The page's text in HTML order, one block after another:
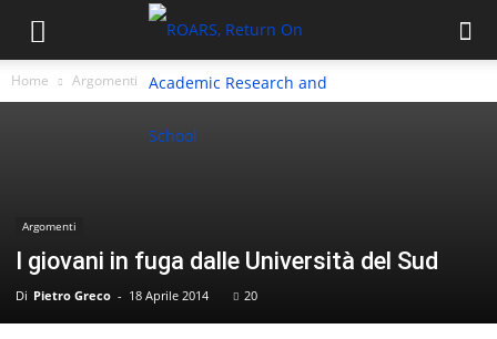
Home Argomenti
Argomenti
I giovani in fuga dalle Università del Sud
Di Pietro Greco - 18 Aprile 2014 20